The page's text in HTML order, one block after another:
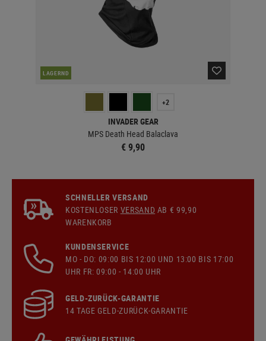
LAGERND
+2
INVADER GEAR
MPS Death Head Balaclava
€ 9,90
SCHNELLER VERSAND
KOSTENLOSER VERSAND AB € 99,90
WARENKORB
KUNDENSERVICE
MO - DO: 09:00 BIS 12:00 UND 13:00 BIS 17:00
UHR FR: 09:00 - 14:00 UHR
GELD-ZURÜCK-GARANTIE
14 TAGE GELD-ZURÜCK-GARANTIE